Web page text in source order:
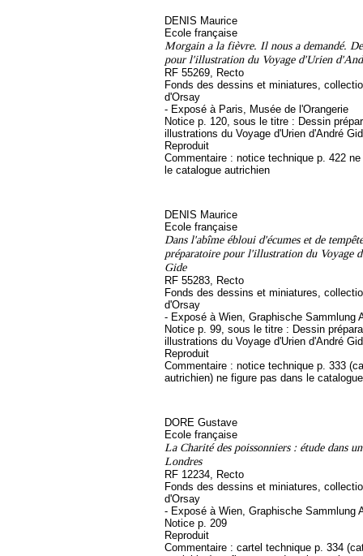
DENIS Maurice
Ecole française
Morgain a la fièvre. Il nous a demandé.
pour l'illustration du Voyage d'Urien
RF 55269, Recto
Fonds des dessins et miniatures,
d'Orsay
- Exposé à Paris, Musée de l'Orangerie
Notice p. 120, sous le titre : Dessin
illustrations du Voyage d'Urien d'André
Reproduit
Commentaire : notice technique p. 422
le catalogue autrichien
DENIS Maurice
Ecole française
Dans l'abîme ébloui d'écumes et de
préparatoire pour l'illustration du Voyage
Gide
RF 55283, Recto
Fonds des dessins et miniatures,
d'Orsay
- Exposé à Wien, Graphische Sammlung
Notice p. 99, sous le titre : Dessin
illustrations du Voyage d'Urien d'André
Reproduit
Commentaire : notice technique p. 333
autrichien) ne figure pas dans le
DORE Gustave
Ecole française
La Charité des poissonniers : étude dans
Londres
RF 12234, Recto
Fonds des dessins et miniatures,
d'Orsay
- Exposé à Wien, Graphische Sammlung
Notice p. 209
Reproduit
Commentaire : cartel technique p. 334